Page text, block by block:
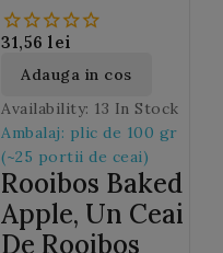
(M85)
31,56 lei
Adauga in cos
Availability: 13 In Stock
Ambalaj: plic de 100 gr
(~25 portii de ceai)
Rooibos Baked
Apple, Un Ceai
De Rooibos